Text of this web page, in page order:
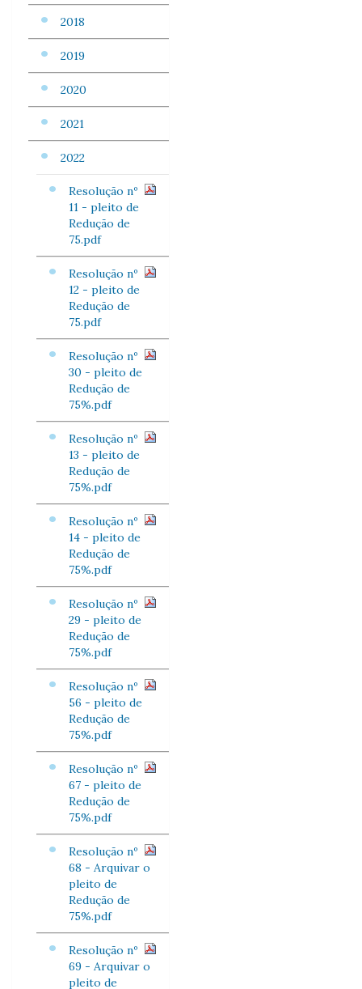
2018
2019
2020
2021
2022
Resolução nº
11 - pleito de
Redução de
75.pdf
Resolução nº
12 - pleito de
Redução de
75.pdf
Resolução nº
30 - pleito de
Redução de
75%.pdf
Resolução nº
13 - pleito de
Redução de
75%.pdf
Resolução nº
14 - pleito de
Redução de
75%.pdf
Resolução nº
29 - pleito de
Redução de
75%.pdf
Resolução nº
56 - pleito de
Redução de
75%.pdf
Resolução nº
67 - pleito de
Redução de
75%.pdf
Resolução nº
68 - Arquivar o
pleito de
Redução de
75%.pdf
Resolução nº
69 - Arquivar o
pleito de